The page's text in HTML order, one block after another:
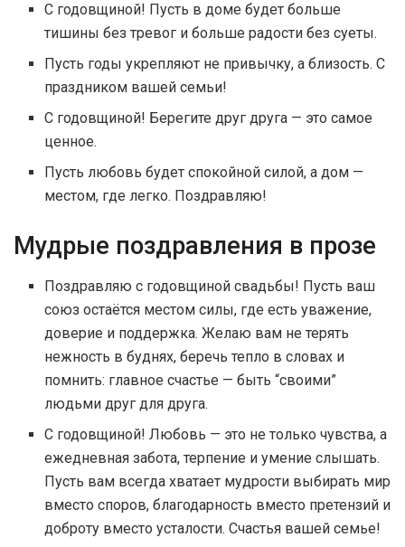
С годовщиной! Пусть в доме будет больше
тишины без тревог и больше радости без суеты.
Пусть годы укрепляют не привычку, а близость. С
праздником вашей семьи!
С годовщиной! Берегите друг друга — это самое
ценное.
Пусть любовь будет спокойной силой, а дом —
местом, где легко. Поздравляю!
Мудрые поздравления в прозе
Поздравляю с годовщиной свадьбы! Пусть ваш
союз остаётся местом силы, где есть уважение,
доверие и поддержка. Желаю вам не терять
нежность в буднях, беречь тепло в словах и
помнить: главное счастье — быть “своими”
людьми друг для друга.
С годовщиной! Любовь — это не только чувства, а
ежедневная забота, терпение и умение слышать.
Пусть вам всегда хватает мудрости выбирать мир
вместо споров, благодарность вместо претензий и
доброту вместо усталости. Счастья вашей семье!